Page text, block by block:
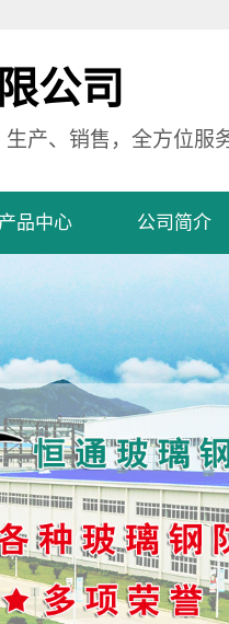
公司
产、销售，全方位服务
产品中心
水池玻璃钢防
腐
坪玻璃钢防腐
体玻璃钢防腐
道玻璃钢防腐
备玻璃钢防腐
公司简介
公司简介
营业执照